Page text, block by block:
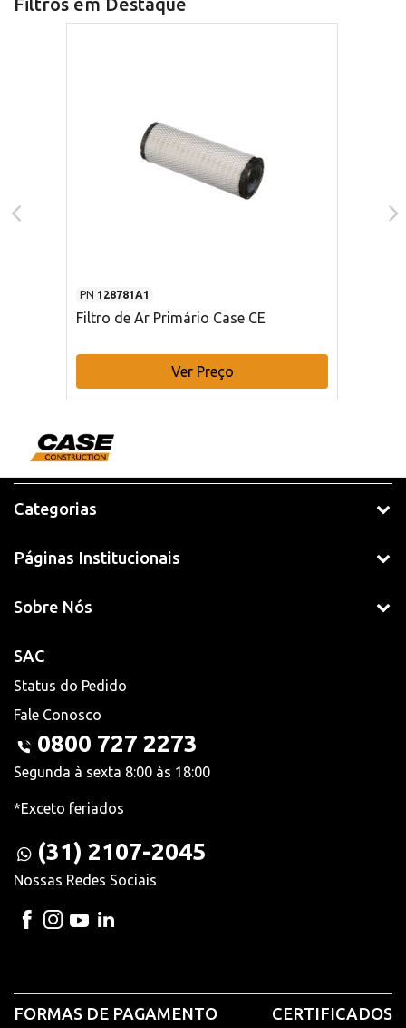
Filtros em Destaque
PN 128781A1
Filtro de Ar Primário Case CE
Ver Preço
Categorias
Páginas Institucionais
Sobre Nós
SAC
Status do Pedido
Fale Conosco
0800 727 2273
Segunda à sexta 8:00 às 18:00
*Exceto feriados
(31) 2107-2045
Nossas Redes Sociais
FORMAS DE PAGAMENTO CERTIFICADOS